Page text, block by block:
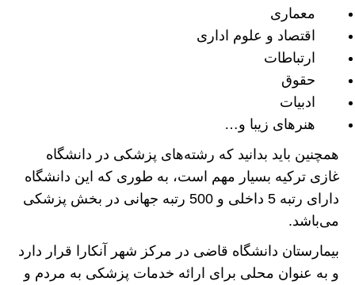
معماری
اقتصاد و علوم اداری
ارتباطات
حقوق
ادبیات
هنرهای زیبا و…
همچنین باید بدانید که رشته‌های پزشکی در دانشگاه
غازی ترکیه بسیار مهم است، به طوری که این دانشگاه
دارای رتبه 5 داخلی و 500 رتبه جهانی در بخش پزشکی
می‌باشد.
بیمارستان دانشگاه قاضی در مرکز شهر آنکارا قرار دارد
و به عنوان محلی برای ارائه خدمات پزشکی به مردم و